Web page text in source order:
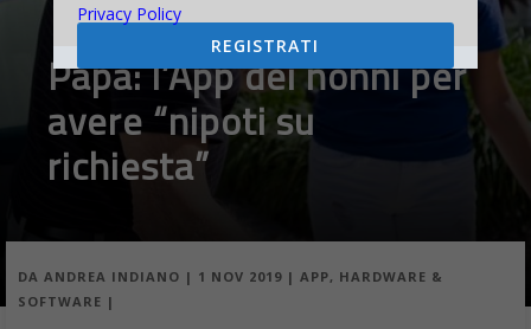
Papa: l’App dei nonni per
avere “nipoti su
richiesta”
DA ANDREA INDIANO | 1 NOV 2019 | APP, HARDWARE &
SOFTWARE |
Privacy Policy
REGISTRATI